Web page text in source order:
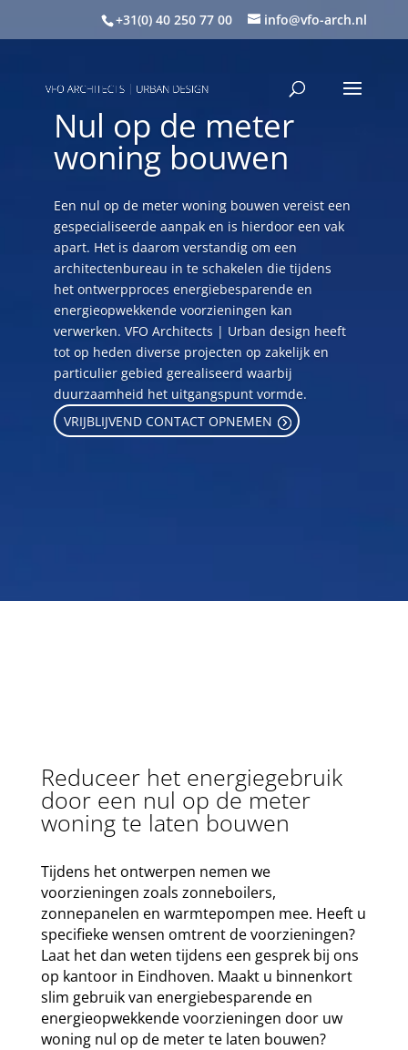
+31(0) 40 250 77 00 info@vfo-arch.nl
Nul op de meter
woning bouwen
Een nul op de meter woning bouwen vereist een
gespecialiseerde aanpak en is hierdoor een vak
apart. Het is daarom verstandig om een
architectenbureau in te schakelen die tijdens
het ontwerpproces energiebesparende en
energieopwekkende voorzieningen kan
verwerken. VFO Architects | Urban design heeft
tot op heden diverse projecten op zakelijk en
particulier gebied gerealiseerd waarbij
duurzaamheid het uitgangspunt vormde.
VRIJBLIJVEND CONTACT OPNEMEN
Reduceer het energiegebruik
door een nul op de meter
woning te laten bouwen
Tijdens het ontwerpen nemen we
voorzieningen zoals zonneboilers,
zonnepanelen en warmtepompen mee. Heeft u
specifieke wensen omtrent de voorzieningen?
Laat het dan weten tijdens een gesprek bij ons
op kantoor in Eindhoven. Maakt u binnenkort
slim gebruik van energiebesparende en
energieopwekkende voorzieningen door uw
woning nul op de meter te laten bouwen?